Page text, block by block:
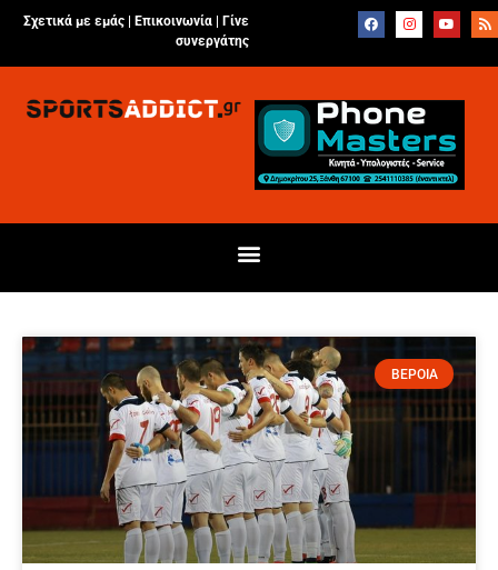
Σχετικά με εμάς | Επικοινωνία
Γίνε
συνεργάτης
ΒΕΡΟΙΑ